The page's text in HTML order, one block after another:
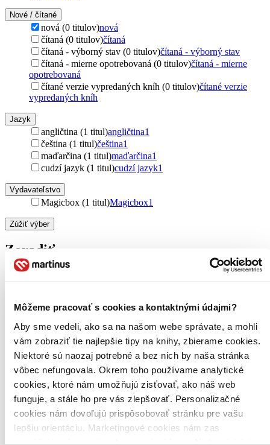
Môžeme pracovať s cookies a kontaktnými údajmi?
Aby sme vedeli, ako sa na našom webe správate, a mohli
vám zobraziť tie najlepšie tipy na knihy, zbierame cookies.
Niektoré sú naozaj potrebné a bez nich by naša stránka
vôbec nefungovala. Okrem toho používame analytické
cookies, ktoré nám umožňujú zisťovať, ako náš web
funguje, a stále ho pre vás zlepšovať. Personalizačné
cookies nám dovoľujú prispôsobovať stránku pre vašu
lepšiu orientáciu. Marketingové cookies nám zas
umožňujú zobrazenie relevantnej reklamy. Niektoré údaje
Nové / čítané
nová (0 titulov)nová
čítaná (0 titulov)čítaná
čítaná - výborný stav (0 titulov)čítaná - výborný stav
čítaná - mierne opotrebovaná (0 titulov)čítaná - mierne
opotrebovaná
čítané verzie vypredaných kníh (0 titulov)čítané verzie
vypredaných kníh
Jazyk
angličtina (1 titul)angličtina1
čeština (1 titul)čeština1
maďarčina (1 titul)maďarčina1
cudzí jazyk (1 titul)cudzí jazyk1
Vydavateľstvo
Magicbox (1 titul)Magicbox1
Zúžiť výber
Zoradiť
Bestsellery
Novinky
Najdrahšie
Najlacnejšie
Najvyššia zľava
Použité filtre
Zrušiť filtre
novéDVD